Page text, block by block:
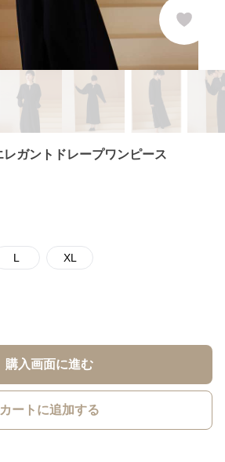
ガントドレープワンピース
L XL
購入画面に進む
カートに追加する